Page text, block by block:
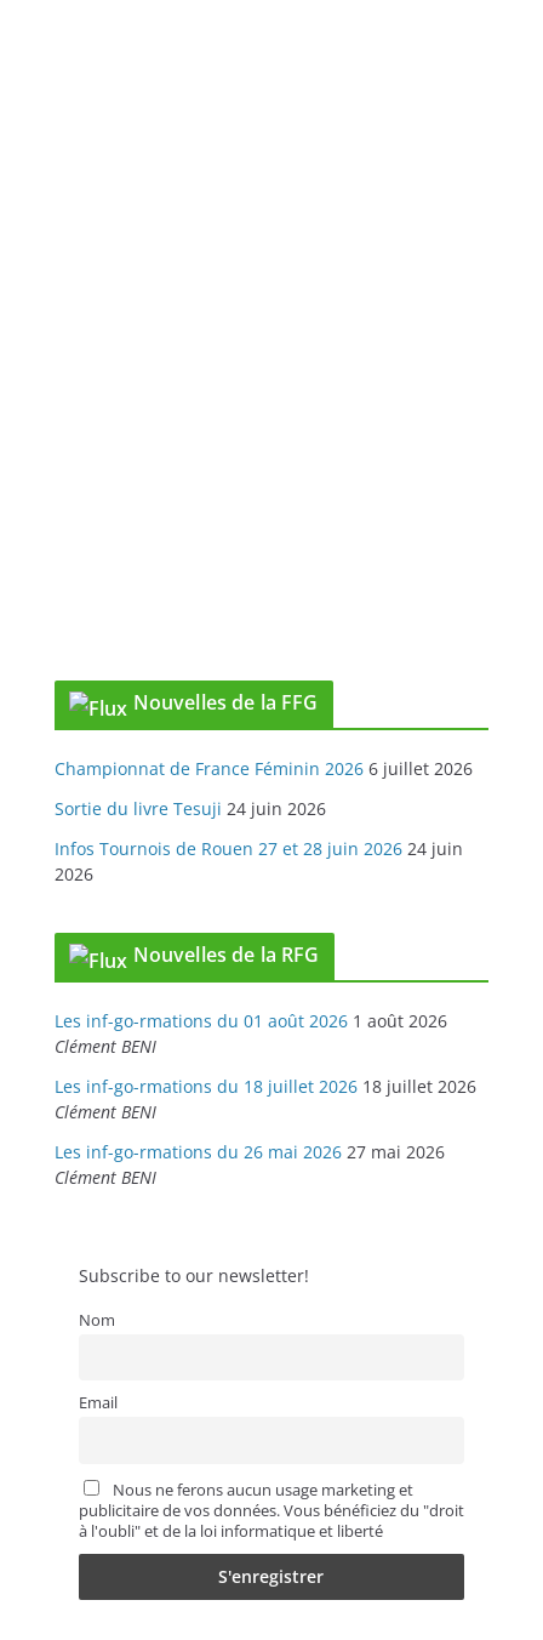
Nouvelles de la FFG
Championnat de France Féminin 2026 6 juillet 2026
Sortie du livre Tesuji 24 juin 2026
Infos Tournois de Rouen 27 et 28 juin 2026 24 juin
2026
Nouvelles de la RFG
Les inf-go-rmations du 01 août 2026 1 août 2026
Clément BENI
Les inf-go-rmations du 18 juillet 2026 18 juillet 2026
Clément BENI
Les inf-go-rmations du 26 mai 2026 27 mai 2026
Clément BENI
Subscribe to our newsletter!
Nom
Email
Nous ne ferons aucun usage marketing et
publicitaire de vos données. Vous bénéficiez du "droit
à l'oubli" et de la loi informatique et liberté